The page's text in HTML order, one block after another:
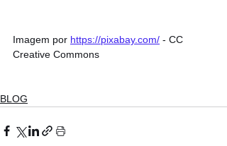
Imagem por https://pixabay.com/ - CC
Creative Commons
BLOG